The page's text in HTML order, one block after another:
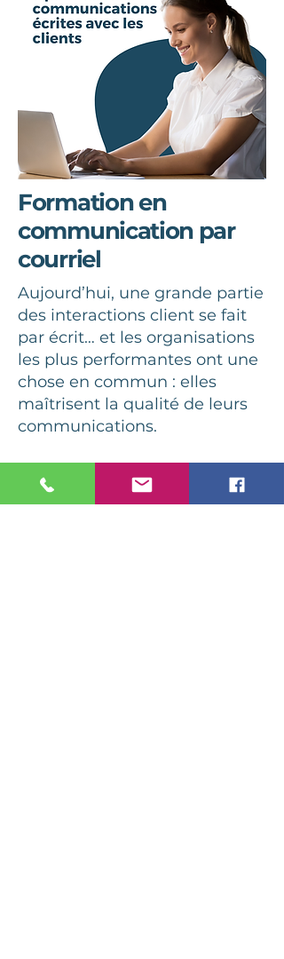
Formation en
communication par
courriel
Aujourd’hui, une grande partie
des interactions client se fait
par écrit… et les organisations
les plus performantes ont une
chose en commun : elles
maîtrisent la qualité de leurs
communications.
messages, adapter leur ton et